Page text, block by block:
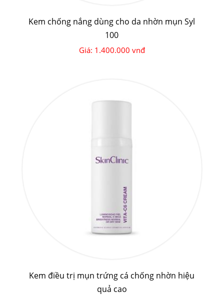
Kem chống nắng dùng cho da nhờn mụn Syl
100
Giá: 1.400.000 vnđ
Kem điều trị mụn trứng cá chống nhờn hiệu
quả cao